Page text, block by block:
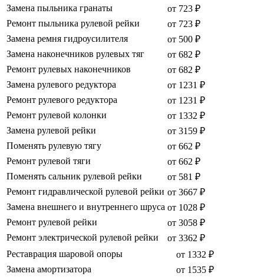
Замена пыльника гранаты
от 723 ₽
Ремонт пыльника рулевой рейки
от 723 ₽
Замена ремня гидроусилителя
от 500 ₽
Замена наконечников рулевых тяг
от 682 ₽
Ремонт рулевых наконечников
от 682 ₽
Замена рулевого редуктора
от 1231 ₽
Ремонт рулевого редуктора
от 1231 ₽
Ремонт рулевой колонки
от 1332 ₽
Замена рулевой рейки
от 3159 ₽
Поменять рулевую тягу
от 662 ₽
Ремонт рулевой тяги
от 662 ₽
Поменять сальник рулевой рейки
от 581 ₽
Ремонт гидравлической рулевой рейки от 3667 ₽
Замена внешнего и внутреннего шруса от 1028 ₽
Ремонт рулевой рейки
от 3058 ₽
Ремонт электрической рулевой рейки
от 3362 ₽
Реставрация шаровой опоры
от 1332 ₽
Замена амортизатора
от 1535 ₽